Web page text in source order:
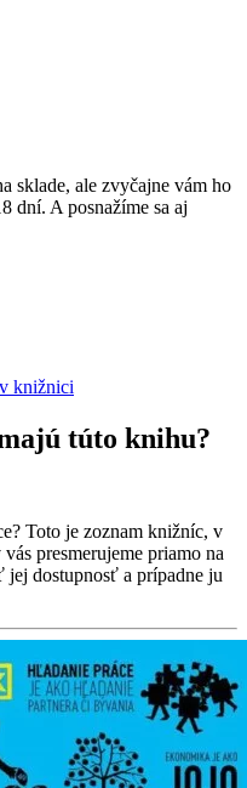
sklade, ale zvyčajne vám ho
dní. A posnažíme sa aj
knižnici
túto knihu?
Toto je zoznam knižníc, v
presmerujeme priamo na
jej dostupnosť a prípadne ju